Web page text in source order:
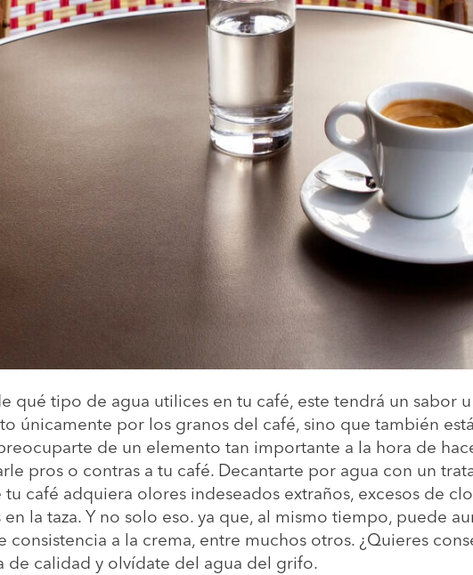
qué tipo de agua utilices en tu café, este tendrá un sabor
únicamente por los granos del café, sino que también
de un elemento tan importante a la hora de
pros o contras a tu café. Decantarte por agua con un
café adquiera olores indeseados extraños, excesos de
la taza. Y no solo eso. ya que, al mismo tiempo, puede
consistencia a la crema, entre muchos otros. ¿Quieres
de calidad y olvídate del agua del grifo.